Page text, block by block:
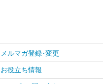
メルマガ登録･変更
お役立ち情報